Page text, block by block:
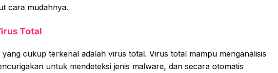
cara mudahnya.
Total
cukup terkenal adalah virus total. Virus total mampu menganalisis
untuk mendeteksi jenis malware, dan secara otomatis